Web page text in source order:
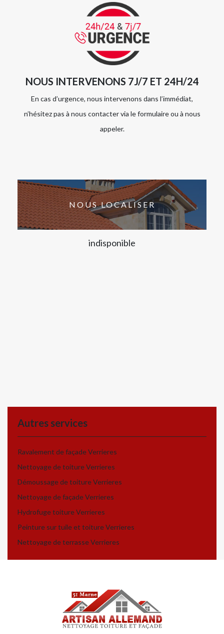
NOUS INTERVENONS 7J/7 ET 24H/24
En cas d’urgence, nous intervenons dans l’immédiat,
n’hésitez pas à nous contacter via le formulaire ou à nous
appeler.
NOUS LOCALISER
indisponible
Autres services
Ravalement de façade Verrieres
Nettoyage de toiture Verrieres
Démoussage de toiture Verrieres
Nettoyage de façade Verrieres
Hydrofuge toiture Verrieres
Peinture sur tuile et toiture Verrieres
Nettoyage de terrasse Verrieres